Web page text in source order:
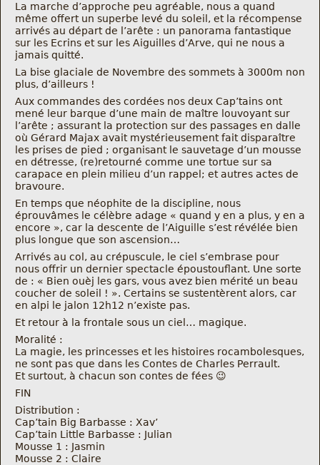
La marche d’approche peu agréable, nous a quand
même offert un superbe levé du soleil, et la récompense
arrivés au départ de l’arête : un panorama fantastique
sur les Ecrins et sur les Aiguilles d’Arve, qui ne nous a
jamais quitté.
La bise glaciale de Novembre des sommets à 3000m non
plus, d’ailleurs !
Aux commandes des cordées nos deux Cap’tains ont
mené leur barque d’une main de maître louvoyant sur
l’arête ; assurant la protection sur des passages en dalle
où Gérard Majax avait mystérieusement fait disparaître
les prises de pied ; organisant le sauvetage d’un mousse
en détresse, (re)retourné comme une tortue sur sa
carapace en plein milieu d’un rappel; et autres actes de
bravoure.
En temps que néophite de la discipline, nous
éprouvâmes le célèbre adage « quand y en a plus, y en a
encore », car la descente de l’Aiguille s’est révélée bien
plus longue que son ascension…
Arrivés au col, au crépuscule, le ciel s’embrase pour
nous offrir un dernier spectacle époustouflant. Une sorte
de : « Bien ouèj les gars, vous avez bien mérité un beau
coucher de soleil ! ». Certains se sustentèrent alors, car
en alpi le jalon 12h12 n’existe pas.
Et retour à la frontale sous un ciel… magique.
Moralité :
La magie, les princesses et les histoires rocambolesques,
ne sont pas que dans les Contes de Charles Perrault.
Et surtout, à chacun son contes de fées 😉
FIN
Distribution :
Cap’tain Big Barbasse : Xav’
Cap’tain Little Barbasse : Julian
Mousse 1 : Jasmin
Mousse 2 : Claire